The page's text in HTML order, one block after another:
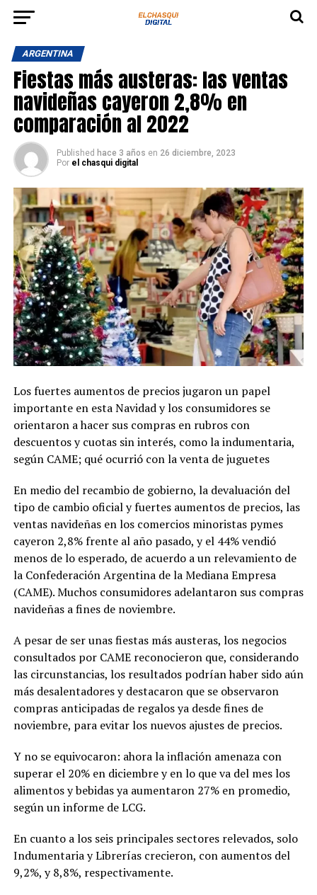
ARGENTINA
Fiestas más austeras: las ventas
navideñas cayeron 2,8% en
comparación al 2022
Published hace 3 años en 26 diciembre, 2023
Por el chasqui digital
Los fuertes aumentos de precios jugaron un papel
importante en esta Navidad y los consumidores se
orientaron a hacer sus compras en rubros con
descuentos y cuotas sin interés, como la indumentaria,
según CAME; qué ocurrió con la venta de juguetes
En medio del recambio de gobierno, la devaluación del
tipo de cambio oficial y fuertes aumentos de precios, las
ventas navideñas en los comercios minoristas pymes
cayeron 2,8% frente al año pasado, y el 44% vendió
menos de lo esperado, de acuerdo a un relevamiento de
la Confederación Argentina de la Mediana Empresa
(CAME). Muchos consumidores adelantaron sus compras
navideñas a fines de noviembre.
A pesar de ser unas fiestas más austeras, los negocios
consultados por CAME reconocieron que, considerando
las circunstancias, los resultados podrían haber sido aún
más desalentadores y destacaron que se observaron
compras anticipadas de regalos ya desde fines de
noviembre, para evitar los nuevos ajustes de precios.
Y no se equivocaron: ahora la inflación amenaza con
superar el 20% en diciembre y en lo que va del mes los
alimentos y bebidas ya aumentaron 27% en promedio,
según un informe de LCG.
En cuanto a los seis principales sectores relevados, solo
Indumentaria y Librerías crecieron, con aumentos del
9,2%, y 8,8%, respectivamente.